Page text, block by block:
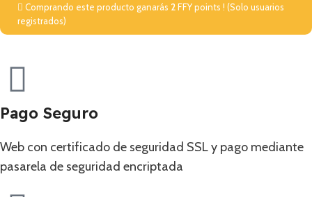
Comprando este producto ganarás 2FFY points ! (Solo usuarios
registrados)
Pago Seguro
Web con certificado de seguridad SSL y pago mediante
pasarela de seguridad encriptada